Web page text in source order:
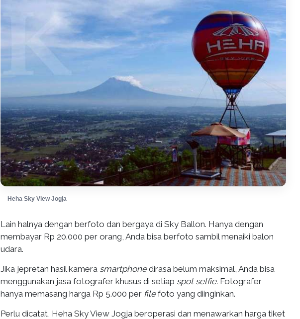
Heha Sky View Jogja
Lain halnya dengan berfoto dan bergaya di Sky Ballon. Hanya dengan
membayar Rp 20.000 per orang, Anda bisa berfoto sambil menaiki balon
udara.
Jika jepretan hasil kamera smartphonedirasa belum maksimal, Anda bisa
menggunakan jasa fotografer khusus di setiap spot selfie. Fotografer
hanya memasang harga Rp 5.000 per filefoto yang diinginkan.
Perlu dicatat, Heha Sky View Jogja beroperasi dan menawarkan harga tiket